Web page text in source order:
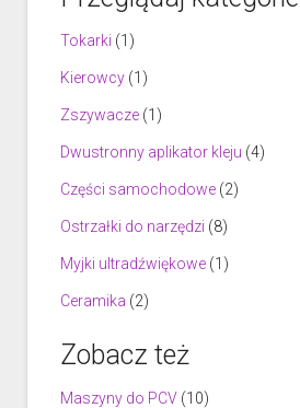
Tokarki (1)
Kierowcy (1)
Zszywacze (1)
Dwustronny aplikator kleju (4)
Części samochodowe (2)
Ostrzałki do narzędzi (8)
Myjki ultradźwiękowe (1)
Ceramika (2)
Zobacz też
Maszyny do PCV (10)